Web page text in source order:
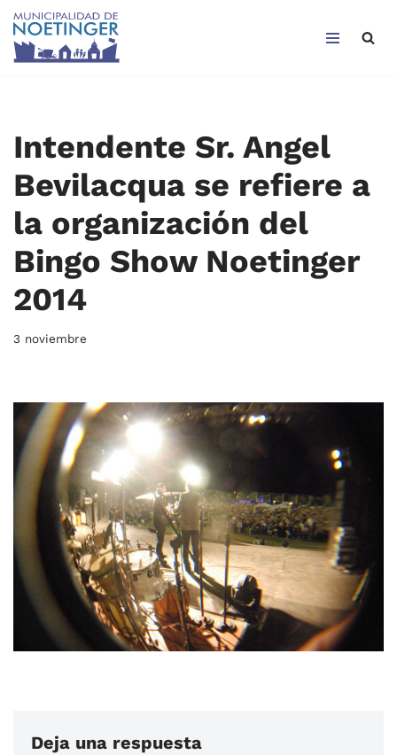
Saltar
Intendente Sr. Angel
Bevilacqua se refiere a
la organización del
Bingo Show Noetinger
2014
3 noviembre
Deja una respuesta